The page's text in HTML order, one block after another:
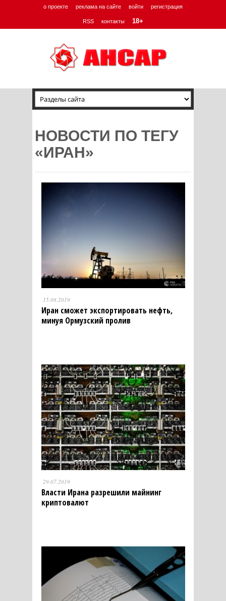
о проекте реклама на сайте войти регистрация
RSS контакты 18+
НОВОСТИ ПО ТЕГУ
«ИРАН»
15.08.2019
Иран сможет экспортировать нефть,
минуя Ормузский пролив
29.07.2019
Власти Ирана разрешили майнинг
криптовалют